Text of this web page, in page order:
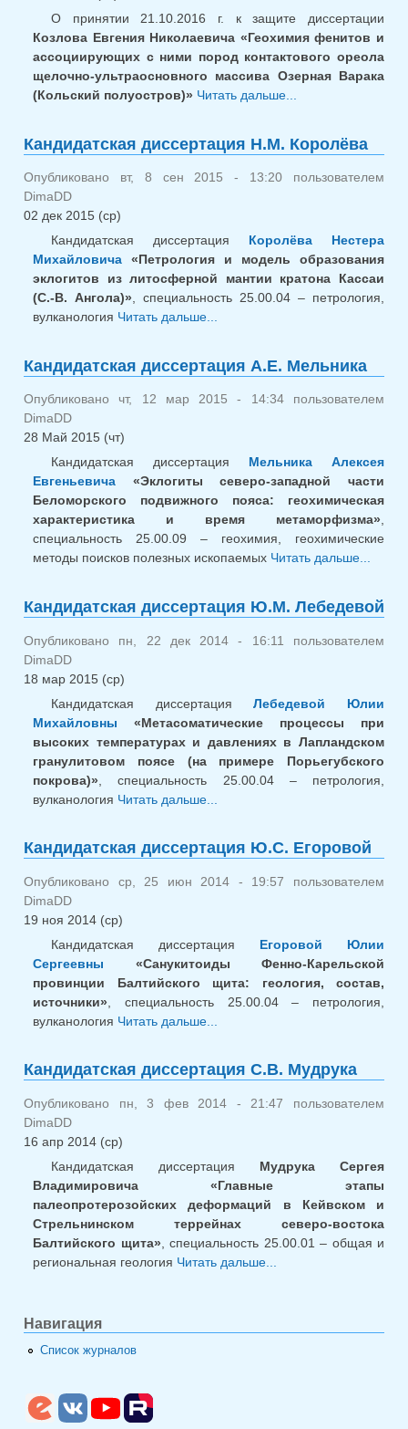
О принятии 21.10.2016 г. к защите диссертации
Козлова Евгения Николаевича «Геохимия фенитов и
ассоциирующих с ними пород контактового ореола
щелочно-ультраосновного массива Озерная Варака
(Кольский полуостров)» Читать дальше...
диссертация
Е.Н. Козлова
Кандидатская диссертация Н.М. Королёва
Опубликовано вт, 8 сен 2015 - 13:20 пользователем
DimaDD
02 дек 2015 (ср)
Кандидатская диссертация Королёва Нестера
Михайловича «Петрология и модель образования
эклогитов из литосферной мантии кратона Кассаи
(С.-В. Ангола)», специальность 25.00.04 – петрология,
вулканология Читать дальше...
Кандидатская диссертация А.Е. Мельника
Опубликовано чт, 12 мар 2015 - 14:34 пользователем
DimaDD
28 Май 2015 (чт)
Кандидатская диссертация Мельника Алексея
Евгеньевича «Эклогиты северо-западной части
Беломорского подвижного пояса: геохимическая
характеристика и время метаморфизма»,
специальность 25.00.09 – геохимия, геохимические
методы поисков полезных ископаемых Читать дальше...
А.Е.
Кандидатская диссертация Ю.М. Лебедевой
Опубликовано пн, 22 дек 2014 - 16:11 пользователем
DimaDD
18 мар 2015 (ср)
Кандидатская диссертацияЛебедевой Юлии
Михайловны «Метасоматические процессы при
высоких температурах и давлениях в Лапландском
гранулитовом поясе (на примере Порьегубского
покрова)» , специальность 25.00.04 – петрология,
вулканология Читать дальше...
Кандидатская диссертация Ю.С. Егоровой
Опубликовано ср, 25 июн 2014 - 19:57 пользователем
DimaDD
19 ноя 2014 (ср)
Кандидатская диссертация Егоровой Юлии
Сергеевны «Санукитоиды Фенно-Карельской
провинции Балтийского щита: геология, состав,
источники» , специальность 25.00.04 – петрология,
вулканология Читать дальше...
Кандидатская диссертация С.В. Мудрука
Опубликовано пн, 3 фев 2014 - 21:47 пользователем
DimaDD
16 апр 2014 (ср)
Кандидатская диссертация Мудрука Сергея
Владимировича «Главные этапы
палеопротерозойских деформаций в Кейвском и
Стрельнинском террейнах северо-востока
Балтийского щита» , специальность 25.00.01 – общая и
региональная геология Читать дальше...
Навигация
Список журналов